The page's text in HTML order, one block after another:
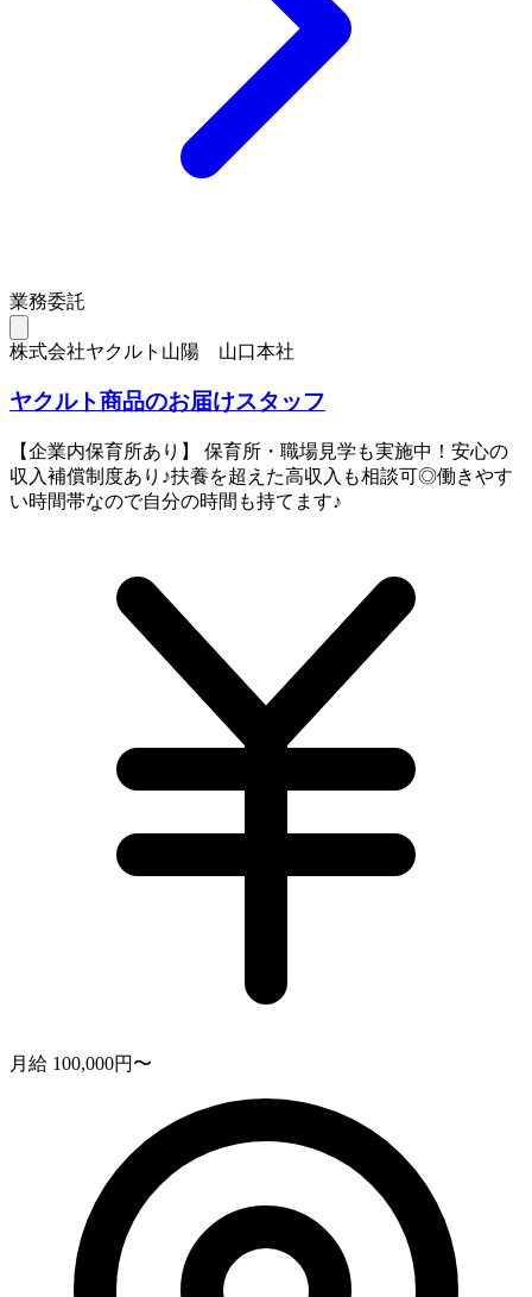
業務委託
株式会社ヤクルト山陽 山口本社
ヤクルト商品のお届けスタッフ
【企業内保育所あり】 保育所・職場見学も実施中！安心の
収入補償制度あり♪扶養を超えた高収入も相談可◎働きやす
い時間帯なので自分の時間も持てます♪
月給 100,000円〜